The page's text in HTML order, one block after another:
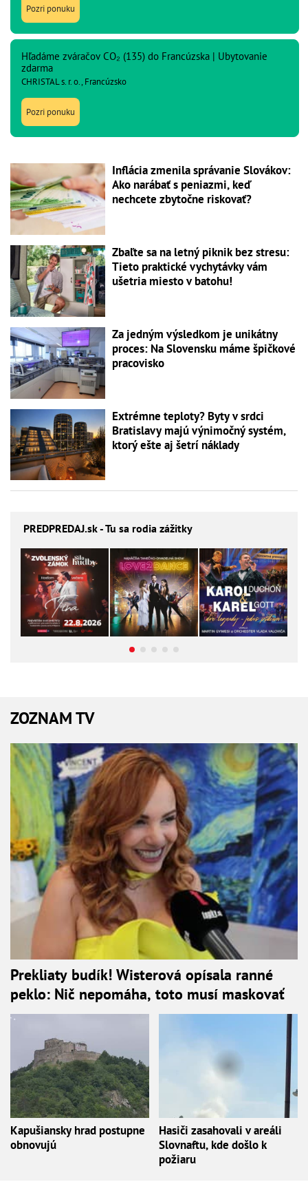
Pozri ponuku
Hľadáme zváračov CO₂ (135) do Francúzska | Ubytovanie
zdarma
CHRISTAL s. r. o., Francúzsko
Pozri ponuku
Inflácia zmenila správanie Slovákov:
Ako narábať s peniazmi, keď
nechcete zbytočne riskovať?
Zbaľte sa na letný piknik bez stresu:
Tieto praktické vychytávky vám
ušetria miesto v batohu!
Za jedným výsledkom je unikátny
proces: Na Slovensku máme špičkové
pracovisko
Extrémne teploty? Byty v srdci
Bratislavy majú výnimočný systém,
ktorý ešte aj šetrí náklady
PREDPREDAJ.sk - Tu sa rodia zážitky
ZOZNAM TV
Prekliaty budík! Wisterová opísala ranné
peklo: Nič nepomáha, toto musí maskovať
Kapušiansky hrad postupne
obnovujú
Hasiči zasahovali v areáli
Slovnaftu, kde došlo k
požiaru